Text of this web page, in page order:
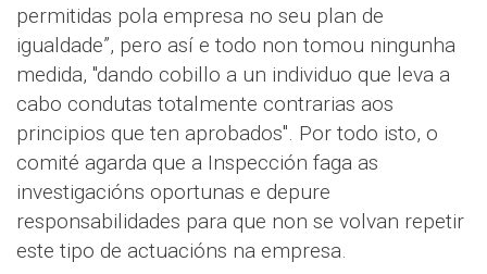
permitidas pola empresa no seu plan de
igualdade”, pero así e todo non tomou ningunha
medida, "dando cobillo a un individuo que leva a
cabo condutas totalmente contrarias aos
principios que ten aprobados". Por todo isto, o
comité agarda que a Inspección faga as
investigacións oportunas e depure
responsabilidades para que non se volvan repetir
este tipo de actuacións na empresa.